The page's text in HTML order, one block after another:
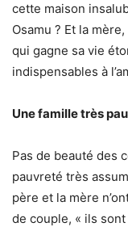
cette maison
Osamu ? Et la
qui gagne sa vie
indispensables à
Une famille très
Pas de beauté des
pauvreté très
père et la mère
de couple, « ils